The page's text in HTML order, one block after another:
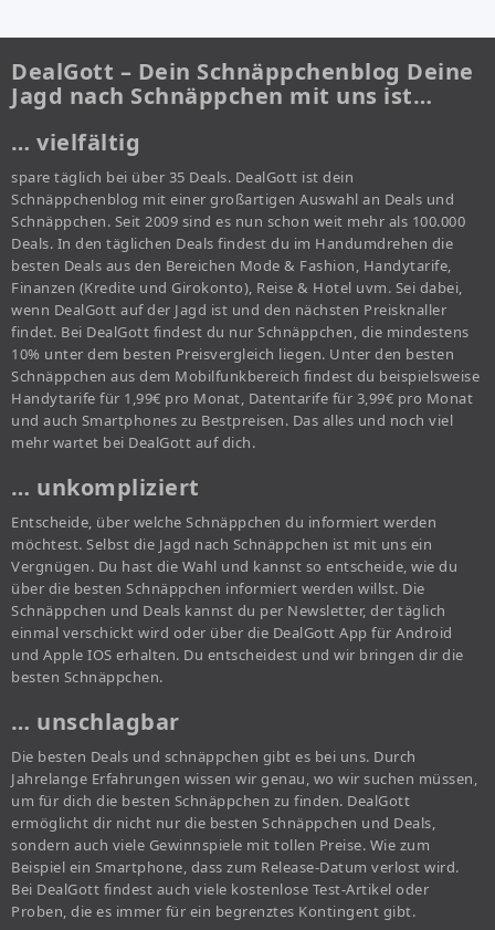
DealGott – Dein Schnäppchenblog Deine
Jagd nach Schnäppchen mit uns ist…
… vielfältig
spare täglich bei über 35 Deals. DealGott ist dein
Schnäppchenblog mit einer großartigen Auswahl an Deals und
Schnäppchen. Seit 2009 sind es nun schon weit mehr als 100.000
Deals. In den täglichen Deals findest du im Handumdrehen die
besten Deals aus den Bereichen Mode & Fashion, Handytarife,
Finanzen (Kredite und Girokonto), Reise & Hotel uvm. Sei dabei,
wenn DealGott auf der Jagd ist und den nächsten Preisknaller
findet. Bei DealGott findest du nur Schnäppchen, die mindestens
10% unter dem besten Preisvergleich liegen. Unter den besten
Schnäppchen aus dem Mobilfunkbereich findest du beispielsweise
Handytarife für 1,99€ pro Monat, Datentarife für 3,99€ pro Monat
und auch Smartphones zu Bestpreisen. Das alles und noch viel
mehr wartet bei DealGott auf dich.
… unkompliziert
Entscheide, über welche Schnäppchen du informiert werden
möchtest. Selbst die Jagd nach Schnäppchen ist mit uns ein
Vergnügen. Du hast die Wahl und kannst so entscheide, wie du
über die besten Schnäppchen informiert werden willst. Die
Schnäppchen und Deals kannst du per Newsletter, der täglich
einmal verschickt wird oder über die DealGott App für Android
und Apple IOS erhalten. Du entscheidest und wir bringen dir die
besten Schnäppchen.
… unschlagbar
Die besten Deals und schnäppchen gibt es bei uns. Durch
Jahrelange Erfahrungen wissen wir genau, wo wir suchen müssen,
um für dich die besten Schnäppchen zu finden. DealGott
ermöglicht dir nicht nur die besten Schnäppchen und Deals,
sondern auch viele Gewinnspiele mit tollen Preise. Wie zum
Beispiel ein Smartphone, dass zum Release-Datum verlost wird.
Bei DealGott findest auch viele kostenlose Test-Artikel oder
Proben, die es immer für ein begrenztes Kontingent gibt.